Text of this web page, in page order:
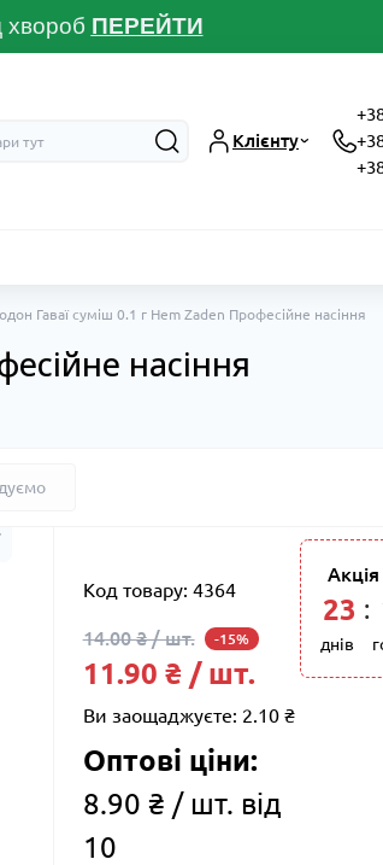
хвороб ПЕРЕЙТИ
Клієнту
Гаваї суміш 0.1 г Hem Zaden Професійне насіння
насіння
Код товару: 4364
14.00 ₴ / шт. -15%
11.90 ₴ / шт.
Ви заощаджуєте: 2.10 ₴
Оптові ціни:
8.90 ₴ / шт. від
10
23
днів
: